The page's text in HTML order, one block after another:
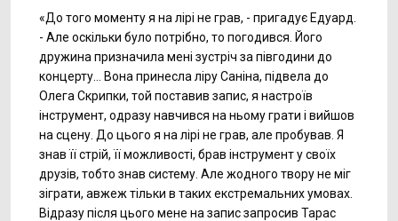
«До того моменту я на лірі не грав, - пригадує Едуард.
- Але оскільки було потрібно, то погодився. Його
дружина призначила мені зустріч за півгодини до
концерту… Вона принесла ліру Саніна, підвела до
Олега Скрипки, той поставив запис, я настроїв
інструмент, одразу навчився на ньому грати і вийшов
на сцену. До цього я на лірі не грав, але пробував. Я
знав її стрій, її можливості, брав інструмент у своїх
друзів, тобто знав систему. Але жодного твору не міг
зіграти, авжеж тільки в таких екстремальних умовах.
Відразу після цього мене на запис запросив Тарас